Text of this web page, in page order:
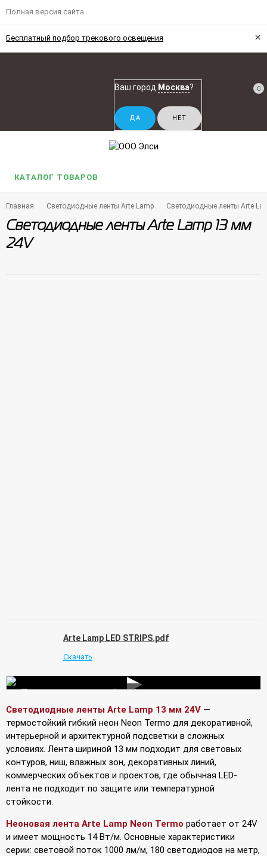
Полная версия сайта
Бесплатный подбор трекового освещения ×
Ваш город Москва? 0
КАТАЛОГ ТОВАРОВ
Главная Светодиодные ленты Arte Lamp Светодиодные ленты Arte
Светодиодные ленты Arte Lamp 13 мм
24V
Arte Lamp LED STRIPS.pdf
Скачать
Подключение лент Arte Lamp
▶
Светодиодные ленты Arte Lamp 13 мм 24V —
термостойкий гибкий неон Neon Termo для декоративной,
интерьерной и архитектурной подсветки в сложных
условиях. Лента шириной 13 мм подходит для световых
контуров, ниш, влажных зон, декоративных линий,
коммерческих объектов и проектов, где обычная LED-
лента не подходит по защите или температурной
стойкости.
Неоновая лента Arte Lamp Neon Termo работает от 24V
и имеет мощность 14 Вт/м. Основные характеристики
серии: световой поток 1000 лм/м, 180 светодиодов на метр,